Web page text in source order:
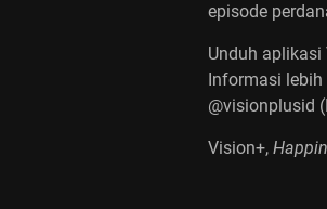
episode
Unduh aplikasi
Informasi
@visionplusid
Vision+,